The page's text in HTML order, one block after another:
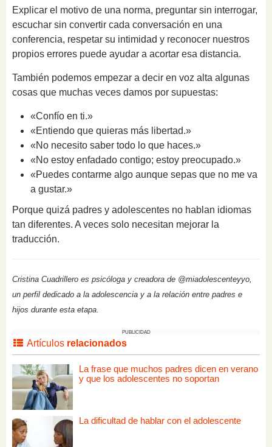
Explicar el motivo de una norma, preguntar sin interrogar,
escuchar sin convertir cada conversación en una
conferencia, respetar su intimidad y reconocer nuestros
propios errores puede ayudar a acortar esa distancia.
También podemos empezar a decir en voz alta algunas
cosas que muchas veces damos por supuestas:
«Confío en ti.»
«Entiendo que quieras más libertad.»
«No necesito saber todo lo que haces.»
«No estoy enfadado contigo; estoy preocupado.»
«Puedes contarme algo aunque sepas que no me va
a gustar.»
Porque quizá padres y adolescentes no hablan idiomas
tan diferentes. A veces solo necesitan mejorar la
traducción.
Cristina Cuadrillero es psicóloga y creadora de @miadolescenteyyo,
un perfil dedicado a la adolescencia y a la relación entre padres e
hijos durante esta etapa.
PUBLICIDAD
Artículos relacionados
La frase que muchos padres dicen en verano
y que los adolescentes no soportan
La dificultad de hablar con el adolescente